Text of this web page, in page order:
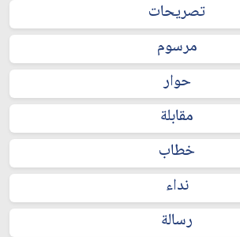
تصريحات
مرسوم
حوار
مقابلة
خطاب
نداء
رسالة